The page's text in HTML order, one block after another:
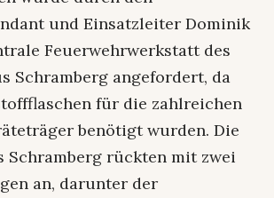
und Einsatzleiter Dominik
Feuerwehrwerkstatt des
Schramberg angefordert, da
für die zahlreichen
benötigt wurden. Die
Schramberg rückten mit zwei
an, darunter der